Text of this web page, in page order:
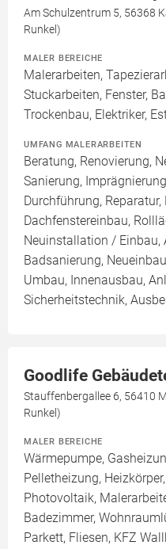
Am Schulzentrum 5, 56368
Runkel)
MALER BEREICHE
Malerarbeiten,
Stuckarbeiten, Fenster,
Trockenbau, Elektriker,
UMFANG MALERARBEITEN
Beratung, Renovierung,
Sanierung,
Durchführung, Reparatur,
Dachfenstereinbau,
Neuinstallation / Einbau,
Badsanierung,
Umbau, Innenausbau,
Sicherheitstechnik,
Goodlife
Stauffenbergallee 6, 56410
Runkel)
MALER BEREICHE
Wärmepumpe,
Pelletheizung,
Photovoltaik,
Badezimmer,
Parkett, Fliesen, KFZ